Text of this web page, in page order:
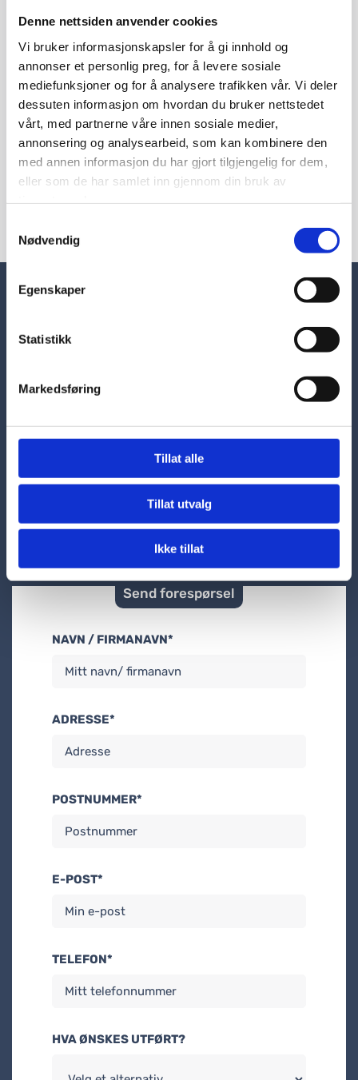
Denne nettsiden anvender cookies
Vi bruker informasjonskapsler for å gi innhold og
annonser et personlig preg, for å levere sosiale
mediefunksjoner og for å analysere trafikken vår. Vi deler
dessuten informasjon om hvordan du bruker nettstedet
vårt, med partnerne våre innen sosiale medier,
annonsering og analysearbeid, som kan kombinere den
med annen informasjon du har gjort tilgjengelig for dem,
eller som de har samlet inn gjennom din bruk av
Nødvendig
Egenskaper
Statistikk
Markedsføring
Tillat alle
Tillat utvalg
Ikke tillat
HAR DU BEHOV FOR VÅRE TJENESTER?
TRONDHEIM MALERTEAM AS
VÅR KONTAKTINFORMASJON
Beddingen 14, 7014 Trondheim
 936 91 200
Send forespørsel
NAVN / FIRMANAVN*
ADRESSE*
POSTNUMMER*
E-POST*
TELEFON*
HVA ØNSKES UTFØRT?